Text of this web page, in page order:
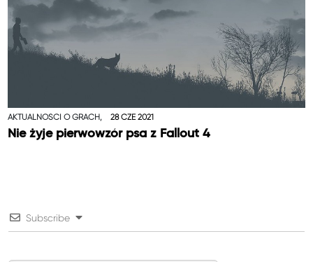
AKTUALNOŚCI O GRACH, 28 CZE 2021
Nie żyje pierwowzór psa z Fallout 4
Subscribe